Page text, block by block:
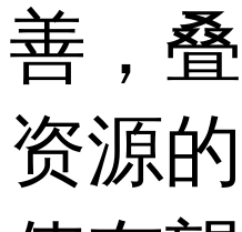
善，
资源